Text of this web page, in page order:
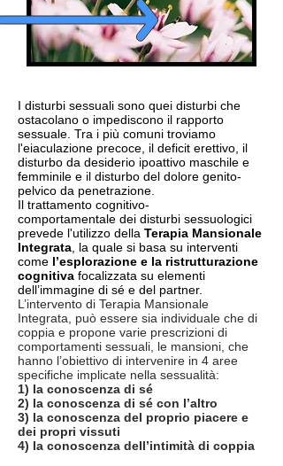
I disturbi sessuali sono quei disturbi che
ostacolano o impediscono il rapporto
sessuale. Tra i più comuni troviamo
l'eiaculazione precoce, il deficit erettivo, il
disturbo da desiderio ipoattivo maschile e
femminile e il disturbo del dolore genito-
pelvico da penetrazione.
Il trattamento cognitivo-
comportamentale dei disturbi sessuologici
prevede l'utilizzo della Terapia Mansionale
Integrata , la quale si basa su interventi
come l’esplorazione e la ristrutturazione
cognitiva focalizzata su elementi
dell’immagine di sé e del partner.
L’intervento di Terapia Mansionale
Integrata, può essere sia individuale che di
coppia e propone varie prescrizioni di
comportamenti sessuali, le mansioni, che
hanno l’obiettivo di intervenire in 4 aree
specifiche implicate nella sessualità:
1) la conoscenza di sé
2) la conoscenza di sé con l’altro
3) la conoscenza del proprio piacere e
dei propri vissuti
4) la conoscenza dell’intimità di coppia